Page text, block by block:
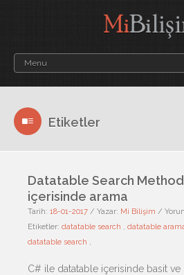
Etiketler
Datatable Search
içerisinde arama
Tarih: 18-01-2017 / Yazar: Mi Bilişim /
Etiketler: datatable search datatable
datatable search
C# ile datatable içerisinde basit ve